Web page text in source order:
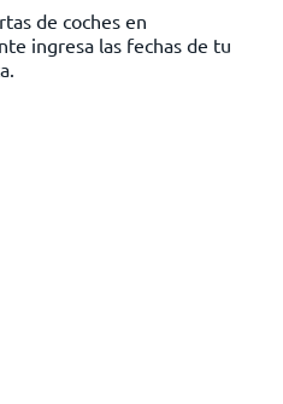
de coches en
ingresa las fechas de tu